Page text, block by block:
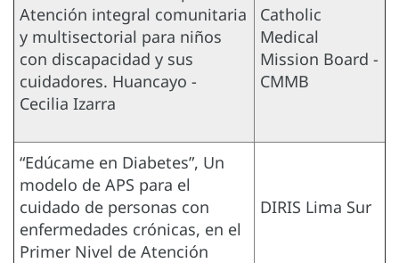
Atención integral comunitaria
y multisectorial para niños
con discapacidad y sus
cuidadores. Huancayo -
Cecilia Izarra
Catholic
Medical
Mission Board -
CMMB
“Edúcame en Diabetes”, Un
modelo de APS para el
cuidado de personas con
enfermedades crónicas, en el
Primer Nivel de Atención
DIRIS Lima Sur